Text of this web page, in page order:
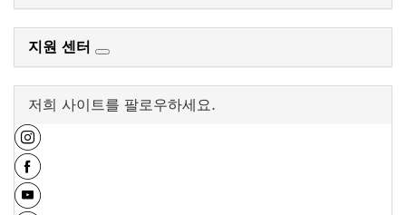
지원 센터
저희 사이트를 팔로우하세요.